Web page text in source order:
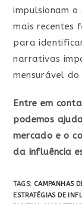
impulsionam o
mais recentes
para
narrativas
mensurável do
Entre em
podemos
mercado e o
da influência
TAGS: CAMPANHAS
ESTRATÉGIAS DE